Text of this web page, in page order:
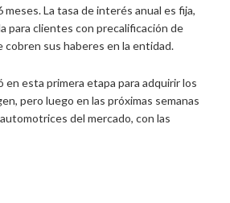
meses. La tasa de interés anual es fija,
para clientes con precalificación de
cobren sus haberes en la entidad.
en esta primera etapa para adquirir los
pero luego en las próximas semanas
del mercado, con las